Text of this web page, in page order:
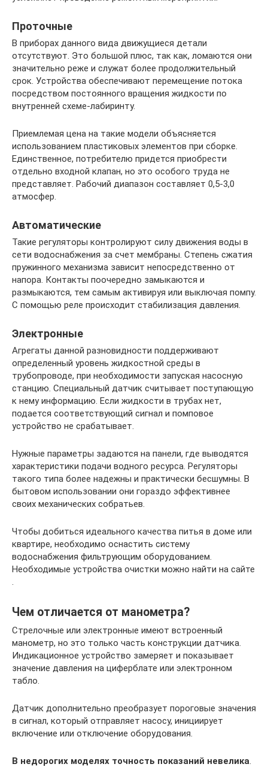
Проточные
В приборах данного вида движущиеся детали
отсутствуют. Это большой плюс, так как, ломаются они
значительно реже и служат более продолжительный
срок. Устройства обеспечивают перемещение потока
посредством постоянного вращения жидкости по
внутренней схеме-лабиринту.
Приемлемая цена на такие модели объясняется
использованием пластиковых элементов при сборке.
Единственное, потребителю придется приобрести
отдельно входной клапан, но это особого труда не
представляет. Рабочий диапазон составляет 0,5-3,0
атмосфер.
Автоматические
Такие регуляторы контролируют силу движения воды в
сети водоснабжения за счет мембраны. Степень сжатия
пружинного механизма зависит непосредственно от
напора. Контакты поочередно замыкаются и
размыкаются, тем самым активируя или выключая помпу.
С помощью реле происходит стабилизация давления.
Электронные
Агрегаты данной разновидности поддерживают
определенный уровень жидкостной среды в
трубопроводе, при необходимости запуская насосную
станцию. Специальный датчик считывает поступающую
к нему информацию. Если жидкости в трубах нет,
подается соответствующий сигнал и помповое
устройство не срабатывает.
Нужные параметры задаются на панели, где выводятся
характеристики подачи водного ресурса. Регуляторы
такого типа более надежны и практически бесшумны. В
бытовом использовании они гораздо эффективнее
своих механических собратьев.
Чтобы добиться идеального качества питья в доме или
квартире, необходимо оснастить систему
водоснабжения фильтрующим оборудованием.
Необходимые устройства очистки можно найти на сайте
.
Чем отличается от манометра?
Стрелочные или электронные имеют встроенный
манометр, но это только часть конструкции датчика.
Индикационное устройство замеряет и показывает
значение давления на циферблате или электронном
табло.
Датчик дополнительно преобразует пороговые значения
в сигнал, который отправляет насосу, инициирует
включение или отключение оборудования.
В недорогих моделях точность показаний невелика.